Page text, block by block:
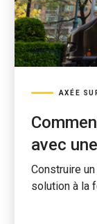
AXÉE
avec
Construire
solution à la